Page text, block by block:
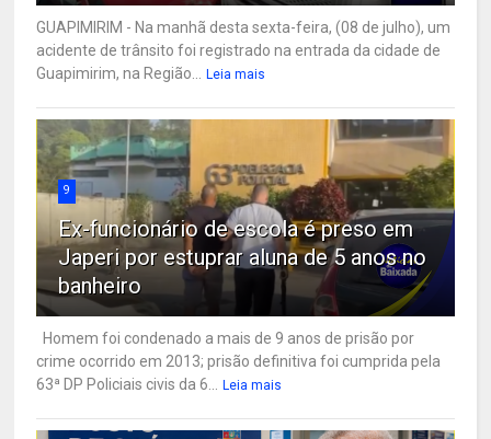
GUAPIMIRIM - Na manhã desta sexta-feira, (08 de julho), um
acidente de trânsito foi registrado na entrada da cidade de
Guapimirim, na Região...
Leia mais
9
Ex-funcionário de escola é preso em
Japeri por estuprar aluna de 5 anos no
banheiro
Homem foi condenado a mais de 9 anos de prisão por
crime ocorrido em 2013; prisão definitiva foi cumprida pela
63ª DP Policiais civis da 6...
Leia mais